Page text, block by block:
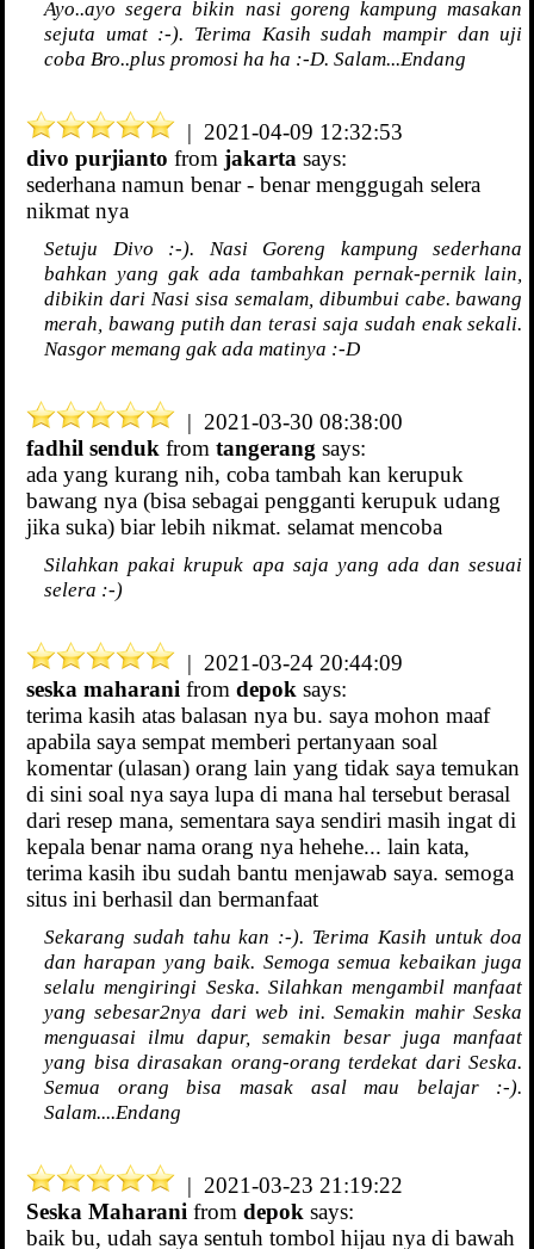
Ayo..ayo segera bikin nasi goreng kampung masakan
sejuta umat :-). Terima Kasih sudah mampir dan uji
coba Bro..plus promosi ha ha :-D. Salam...Endang
| 2021-04-09 12:32:53
divo purjianto from jakarta says:
sederhana namun benar - benar menggugah selera
nikmat nya
Setuju Divo :-). Nasi Goreng kampung sederhana
bahkan yang gak ada tambahkan pernak-pernik lain,
dibikin dari Nasi sisa semalam, dibumbui cabe. bawang
merah, bawang putih dan terasi saja sudah enak sekali.
Nasgor memang gak ada matinya :-D
| 2021-03-30 08:38:00
fadhil senduk from tangerang says:
ada yang kurang nih, coba tambah kan kerupuk
bawang nya (bisa sebagai pengganti kerupuk udang
jika suka) biar lebih nikmat. selamat mencoba
Silahkan pakai krupuk apa saja yang ada dan sesuai
selera :-)
| 2021-03-24 20:44:09
seska maharani from depok says:
terima kasih atas balasan nya bu. saya mohon maaf
apabila saya sempat memberi pertanyaan soal
komentar (ulasan) orang lain yang tidak saya temukan
di sini soal nya saya lupa di mana hal tersebut berasal
dari resep mana, sementara saya sendiri masih ingat di
kepala benar nama orang nya hehehe... lain kata,
terima kasih ibu sudah bantu menjawab saya. semoga
situs ini berhasil dan bermanfaat
Sekarang sudah tahu kan :-). Terima Kasih untuk doa
dan harapan yang baik. Semoga semua kebaikan juga
selalu mengiringi Seska. Silahkan mengambil manfaat
yang sebesar2nya dari web ini. Semakin mahir Seska
menguasai ilmu dapur, semakin besar juga manfaat
yang bisa dirasakan orang-orang terdekat dari Seska.
Semua orang bisa masak asal mau belajar :-).
Salam....Endang
| 2021-03-23 21:19:22
Seska Maharani from depok says:
baik bu, udah saya sentuh tombol hijau nya di bawah